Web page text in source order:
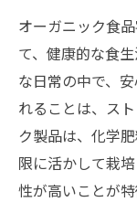
オーガニック食
て、健康的な食
な日常の中で、
れることは、ス
ク製品は、化学
限に活かして栽
性が高いことが